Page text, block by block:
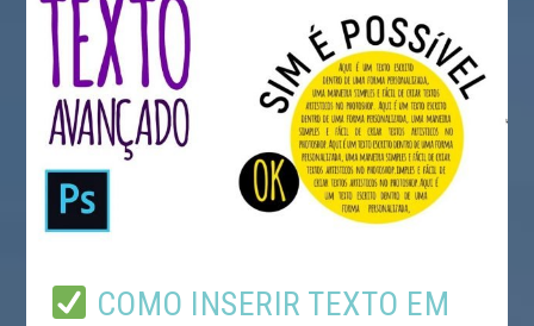
COMO INSERIR TEXTO EM